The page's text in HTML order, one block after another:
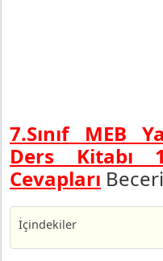
7.Sınıf MEB
Ders Kitabı
Cevapları
İçindekiler
7. Sınıf Matematik